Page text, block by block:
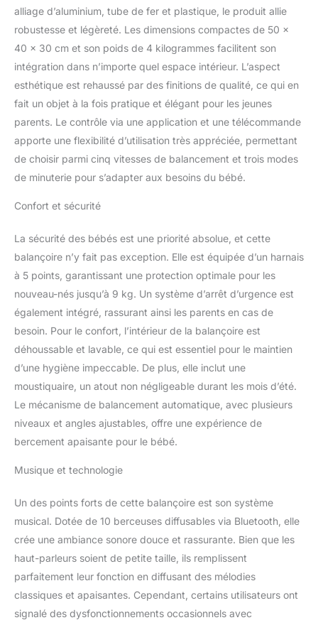
16,4ft/0-5m.
alliage d’aluminium, tube de fer et plastique, le produit allie
robustesse et légèreté. Les dimensions compactes de 50 x
40 x 30 cm et son poids de 4 kilogrammes facilitent son
intégration dans n’importe quel espace intérieur. L’aspect
esthétique est rehaussé par des finitions de qualité, ce qui en
fait un objet à la fois pratique et élégant pour les jeunes
parents. Le contrôle via une application et une télécommande
apporte une flexibilité d’utilisation très appréciée, permettant
de choisir parmi cinq vitesses de balancement et trois modes
de minuterie pour s’adapter aux besoins du bébé.
Confort et sécurité
La sécurité des bébés est une priorité absolue, et cette
balançoire n’y fait pas exception. Elle est équipée d’un harnais
à 5 points, garantissant une protection optimale pour les
nouveau-nés jusqu’à 9 kg. Un système d’arrêt d’urgence est
également intégré, rassurant ainsi les parents en cas de
besoin. Pour le confort, l’intérieur de la balançoire est
déhoussable et lavable, ce qui est essentiel pour le maintien
d’une hygiène impeccable. De plus, elle inclut une
moustiquaire, un atout non négligeable durant les mois d’été.
Le mécanisme de balancement automatique, avec plusieurs
niveaux et angles ajustables, offre une expérience de
bercement apaisante pour le bébé.
Musique et technologie
Un des points forts de cette balançoire est son système
musical. Dotée de 10 berceuses diffusables via Bluetooth, elle
crée une ambiance sonore douce et rassurante. Bien que les
haut-parleurs soient de petite taille, ils remplissent
parfaitement leur fonction en diffusant des mélodies
classiques et apaisantes. Cependant, certains utilisateurs ont
signalé des dysfonctionnements occasionnels avec